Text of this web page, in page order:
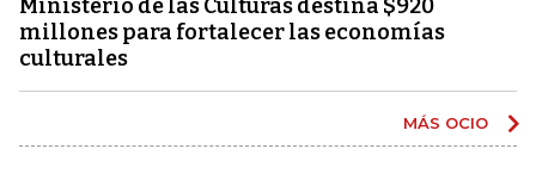
Ministerio de las Culturas destina $920
millones para fortalecer las economías
culturales
MÁS OCIO